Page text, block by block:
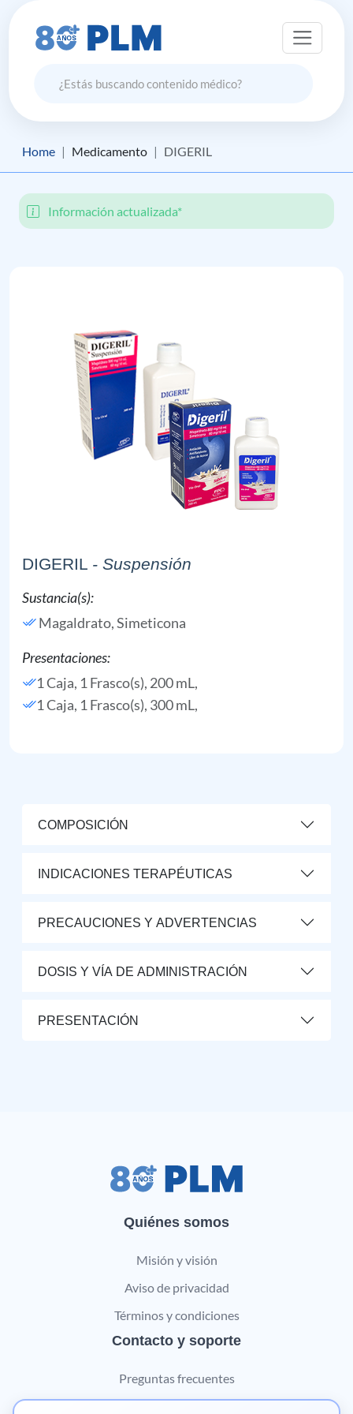
Home Medicamento DIGERIL
Información actualizada*
DIGERIL - Suspensión
Sustancia(s):
Magaldrato,Simeticona
Presentaciones:
1 Caja, 1 Frasco(s), 200 mL,
1 Caja, 1 Frasco(s), 300 mL,
COMPOSICIÓN
INDICACIONES TERAPÉUTICAS
PRECAUCIONES Y ADVERTENCIAS
DOSIS Y VÍA DE ADMINISTRACIÓN
PRESENTACIÓN
Quiénes somos
Misión y visión
Aviso de privacidad
Términos y condiciones
Contacto y soporte
Preguntas frecuentes
Contáctanos